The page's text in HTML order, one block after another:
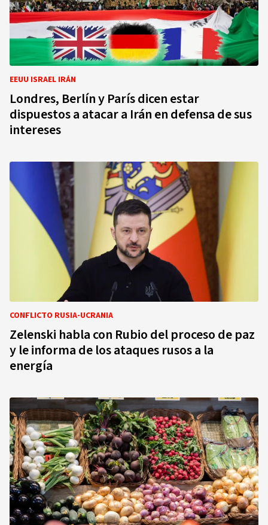
EEUU ISRAEL IRÁN
Londres, Berlín y París dicen estar
dispuestos a atacar a Irán en defensa de sus
intereses
CONFLICTO RUSIA-UCRANIA
Zelenski habla con Rubio del proceso de paz
y le informa de los ataques rusos a la
energía